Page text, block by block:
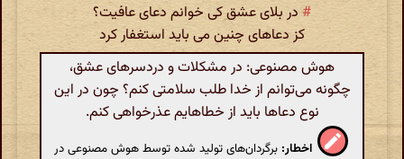
#در بلای عشق کی خوانم دعای عافیت؟
کز دعاهای چنین می باید استغفار کرد
هوش مصنوعی: در مشکلات و دردسرهای عشق،
چگونه می‌توانم از خدا طلب سلامتی کنم؟ چون در این
نوع دعاها باید از خطاهایم عذرخواهی کنم.
اخطار: برگردان‌های تولید شده توسط هوش مصنوعی در